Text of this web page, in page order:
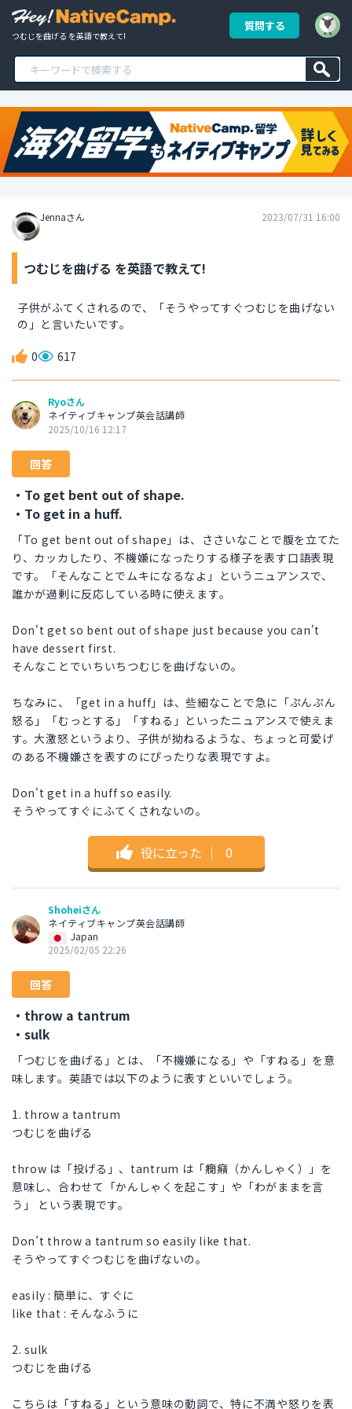
つむじを曲げる を英語で教えて!
質問する
Jennaさん 2023/07/31 16:00
つむじを曲げる を英語で教えて!
子供がふてくされるので、「そうやってすぐつむじを曲げない
の」と言いたいです。
0 617
Ryoさん
ネイティブキャンプ英会話講師
2025/10/16 12:17
回答
・To get bent out of shape.
・To get in a huff.
「To get bent out of shape」は、ささいなことで腹を立てた
り、カッカしたり、不機嫌になったりする様子を表す口語表現
です。「そんなことでムキになるなよ」というニュアンスで、
誰かが過剰に反応している時に使えます。
Don't get so bent out of shape just because you can't
have dessert first.
そんなことでいちいちつむじを曲げないの。
ちなみに、「get in a huff」は、些細なことで急に「ぷんぷん
怒る」「むっとする」「すねる」といったニュアンスで使えま
す。大激怒というより、子供が拗ねるような、ちょっと可愛げ
のある不機嫌さを表すのにぴったりな表現ですよ。
Don't get in a huff so easily.
そうやってすぐにふてくされないの。
役に立った ｜ 0
Shoheiさん
ネイティブキャンプ英会話講師
Japan
2025/02/05 22:26
回答
・throw a tantrum
・sulk
「つむじを曲げる」とは、「不機嫌になる」や「すねる」を意
味します。英語では以下のように表すといいでしょう。
1. throw a tantrum
つむじを曲げる
throw は「投げる」、tantrum は「癇癪（かんしゃく）」を
意味し、合わせて「かんしゃくを起こす」や「わがままを言
う」 という表現です。
Don’t throw a tantrum so easily like that.
そうやってすぐつむじを曲げないの。
easily : 簡単に、すぐに
like that : そんなふうに
2. sulk
つむじを曲げる
こちらは「すねる」という意味の動詞で、特に不満や怒りを表